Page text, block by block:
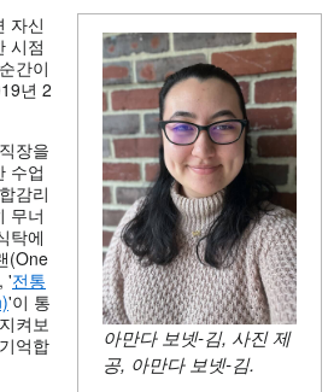
아만다 보넷-김, 사진 제
공, 아만다 보넷-김.
자신
시점
간이
년 2
장을
수업
감리
무너
탁에
(One
'전통
'이 통
켜보
억합